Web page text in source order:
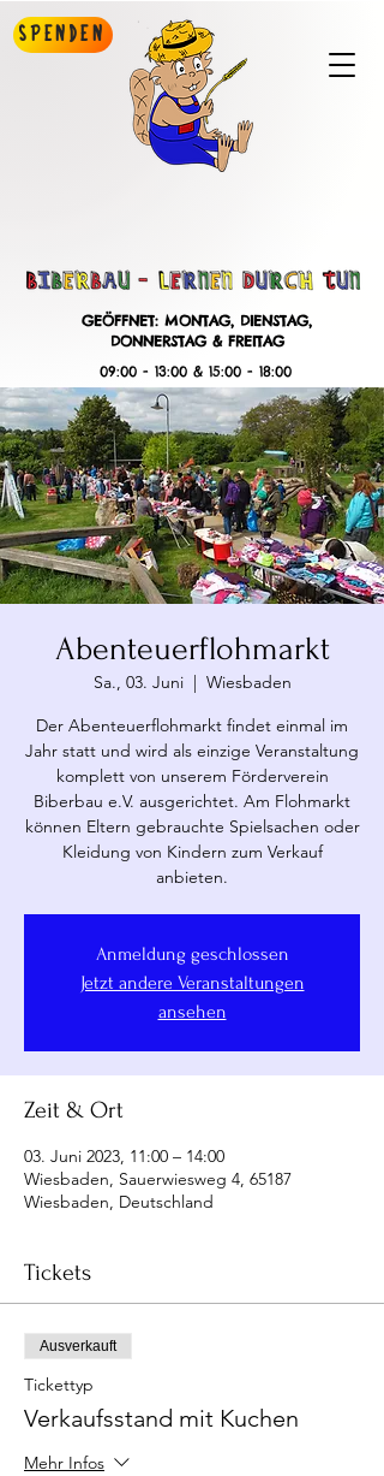
Spenden
GEÖFFNET: MONTAG, DIENSTAG,
DONNERSTAG & FREITAG
09:00 - 13:00 & 15:00 - 18:00
Abenteuerflohmarkt
Sa., 03. Juni
  |
Wiesbaden
Der Abenteuerflohmarkt findet einmal im
Jahr statt und wird als einzige Veranstaltung
komplett von unserem Förderverein
Biberbau e.V. ausgerichtet. Am Flohmarkt
können Eltern gebrauchte Spielsachen oder
Kleidung von Kindern zum Verkauf
anbieten.
Anmeldung geschlossen
Jetzt andere Veranstaltungen
ansehen
Zeit & Ort
03. Juni 2023, 11:00 – 14:00
Wiesbaden, Sauerwiesweg 4, 65187
Wiesbaden, Deutschland
Tickets
Ausverkauft
Tickettyp
Verkaufsstand mit Kuchen
Mehr Infos